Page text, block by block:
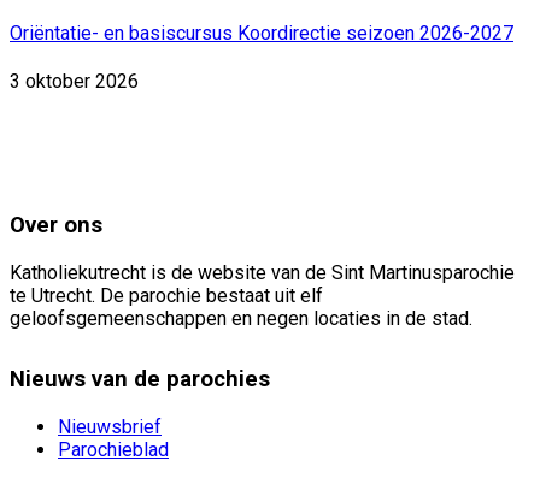
Oriëntatie- en basiscursus Koordirectie seizoen 2026-2027
3 oktober 2026
Over ons
Katholiekutrecht is de website van de Sint Martinusparochie
te Utrecht. De parochie bestaat uit elf
geloofsgemeenschappen en negen locaties in de stad.
Nieuws van de parochies
Nieuwsbrief
Parochieblad